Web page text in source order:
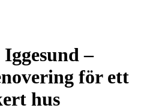
–
för ett
hus